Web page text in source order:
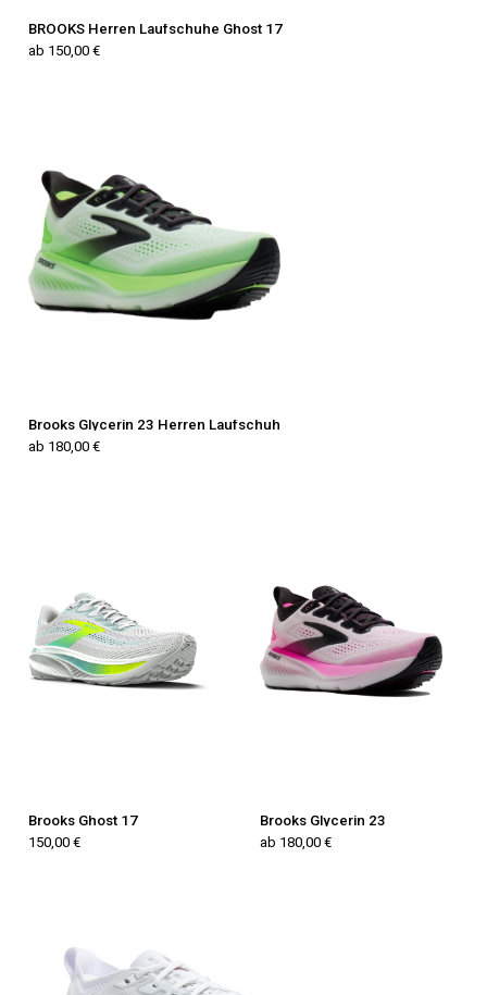
BROOKS Herren Laufschuhe Ghost 17
ab 150,00 €
Brooks Glycerin 23 Herren Laufschuh
ab 180,00 €
Brooks Ghost 17
150,00 €
Brooks Glycerin 23
ab 180,00 €